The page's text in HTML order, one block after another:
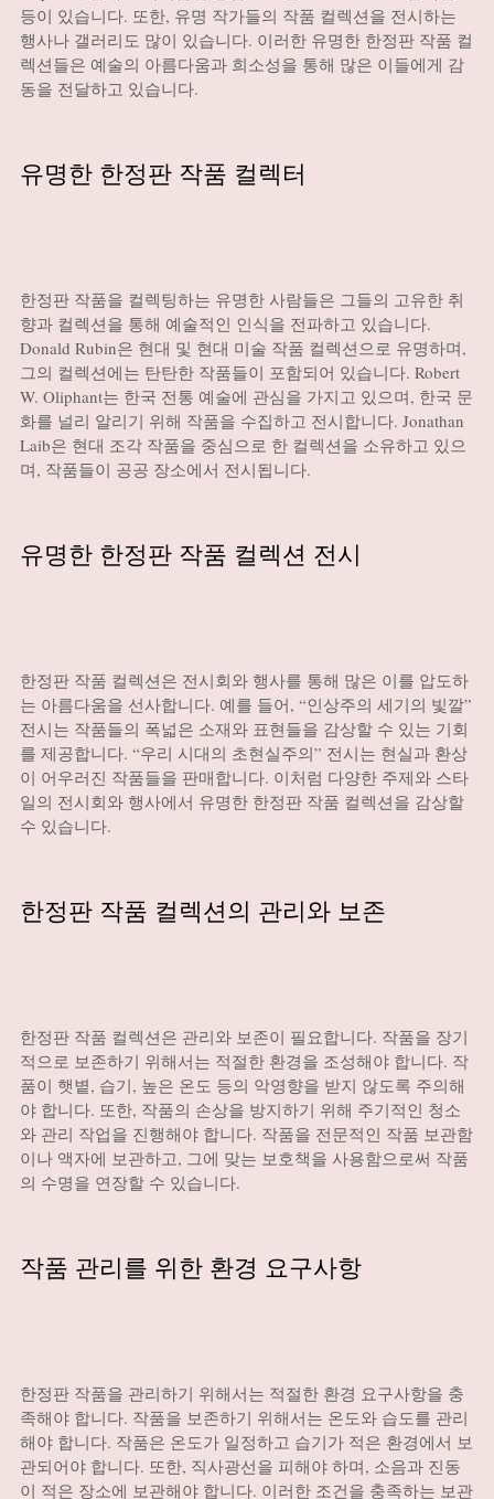
등이 있습니다. 또한, 유명 작가들의 작품 컬렉션을 전시하는
행사나 갤러리도 많이 있습니다. 이러한 유명한 한정판 작품 컬
렉션들은 예술의 아름다움과 희소성을 통해 많은 이들에게 감
동을 전달하고 있습니다.
유명한 한정판 작품 컬렉터
한정판 작품을 컬렉팅하는 유명한 사람들은 그들의 고유한 취
향과 컬렉션을 통해 예술적인 인식을 전파하고 있습니다.
Donald Rubin은 현대 및 현대 미술 작품 컬렉션으로 유명하며,
그의 컬렉션에는 탄탄한 작품들이 포함되어 있습니다. Robert
W. Oliphant는 한국 전통 예술에 관심을 가지고 있으며, 한국 문
화를 널리 알리기 위해 작품을 수집하고 전시합니다. Jonathan
Laib은 현대 조각 작품을 중심으로 한 컬렉션을 소유하고 있으
며, 작품들이 공공 장소에서 전시됩니다.
유명한 한정판 작품 컬렉션 전시
한정판 작품 컬렉션은 전시회와 행사를 통해 많은 이를 압도하
는 아름다움을 선사합니다. 예를 들어, “인상주의 세기의 빛깔”
전시는 작품들의 폭넓은 소재와 표현들을 감상할 수 있는 기회
를 제공합니다. “우리 시대의 초현실주의” 전시는 현실과 환상
이 어우러진 작품들을 판매합니다. 이처럼 다양한 주제와 스타
일의 전시회와 행사에서 유명한 한정판 작품 컬렉션을 감상할
수 있습니다.
한정판 작품 컬렉션의 관리와 보존
한정판 작품 컬렉션은 관리와 보존이 필요합니다. 작품을 장기
적으로 보존하기 위해서는 적절한 환경을 조성해야 합니다. 작
품이 햇볕, 습기, 높은 온도 등의 악영향을 받지 않도록 주의해
야 합니다. 또한, 작품의 손상을 방지하기 위해 주기적인 청소
와 관리 작업을 진행해야 합니다. 작품을 전문적인 작품 보관함
이나 액자에 보관하고, 그에 맞는 보호책을 사용함으로써 작품
의 수명을 연장할 수 있습니다.
작품 관리를 위한 환경 요구사항
한정판 작품을 관리하기 위해서는 적절한 환경 요구사항을 충
족해야 합니다. 작품을 보존하기 위해서는 온도와 습도를 관리
해야 합니다. 작품은 온도가 일정하고 습기가 적은 환경에서 보
관되어야 합니다. 또한, 직사광선을 피해야 하며, 소음과 진동
이 적은 장소에 보관해야 합니다. 이러한 조건을 충족하는 보관